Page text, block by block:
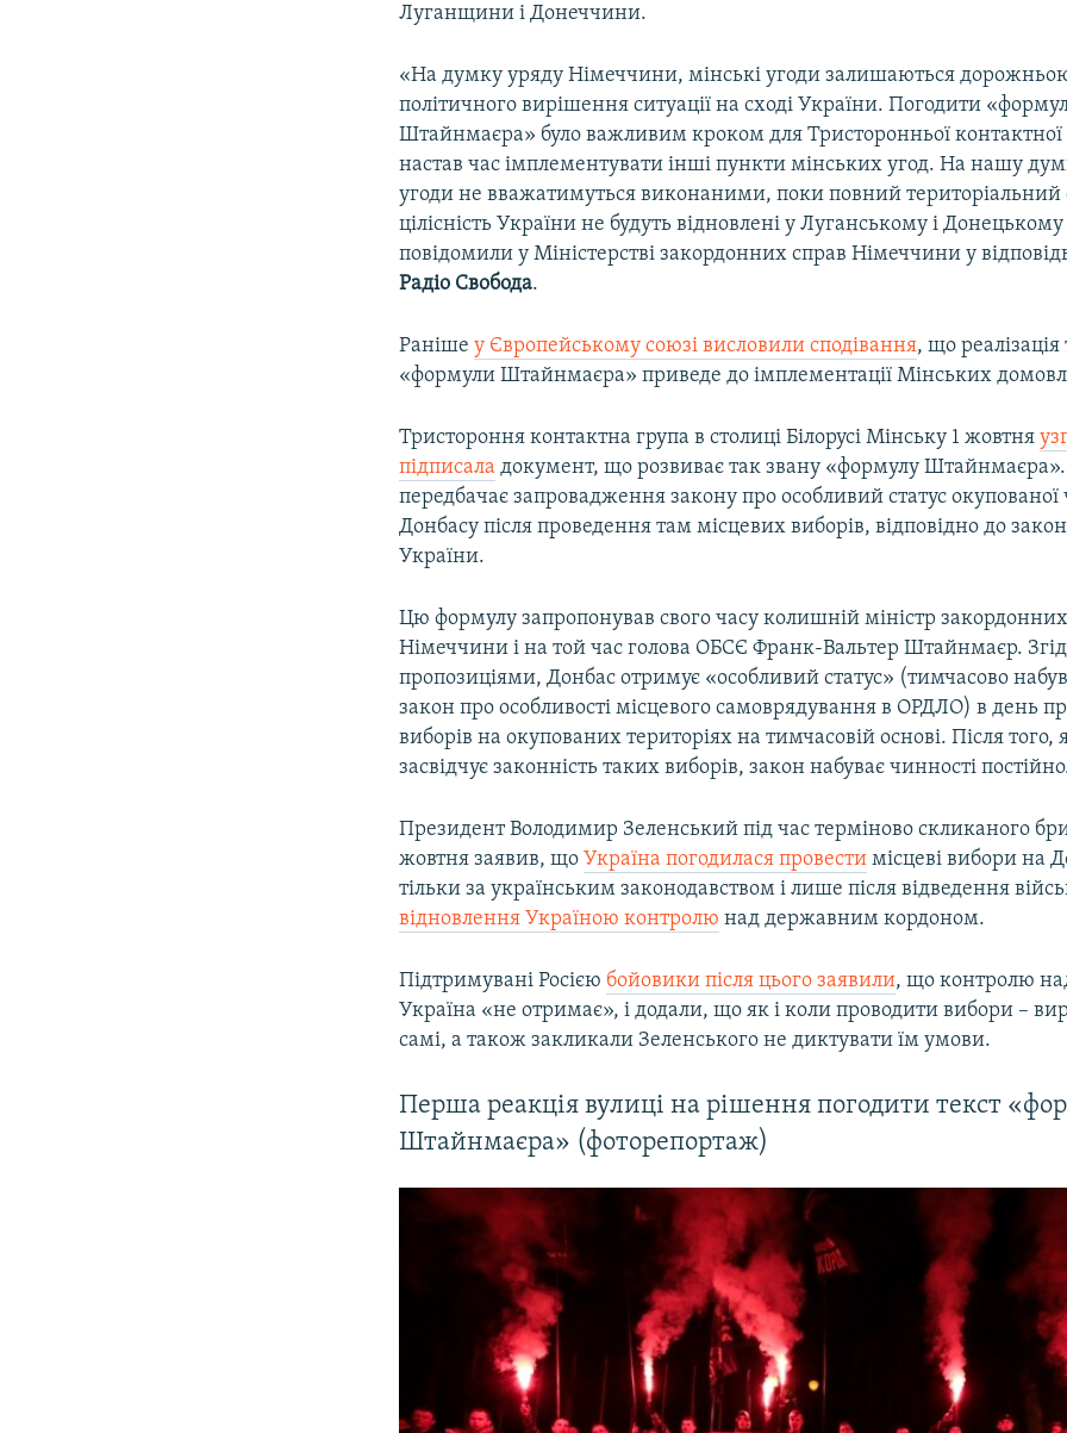
Луганщини і Донеччини.
«На думку уряду Німеччини, мінські угоди залишаються
політичного вирішення ситуації на сході України. Погодити
Штайнмаєра» було важливим кроком для Тристоронньої контактної
настав час імплементувати інші пункти мінських угод. На нашу
угоди не вважатимуться виконаними, поки повний територіальний
цілісність України не будуть відновлені у Луганському і
повідомили у Міністерстві закордонних справ Німеччини у
Радіо Свобода.
Ранішеу Європейському союзі висловили сподівання, що реалізація
«формули Штайнмаєра» приведе до імплементації Мінських
Тристороння контактна група в столиці Білорусі Мінську 1 жовтня
підписала документ, що розвиває так звану «формулу
передбачає запровадження закону про особливий статус окупованої
Донбасу після проведення там місцевих виборів, відповідно до
України.
Цю формулу запропонував свого часу колишній міністр
Німеччини і на той час голова ОБСЄ Франк-Вальтер Штайнмаєр.
пропозиціями, Донбас отримує «особливий статус» (тимчасово
закон про особливості місцевого самоврядування в ОРДЛО) в день
виборів на окупованих територіях на тимчасовій основі. Після того,
засвідчує законність таких виборів, закон набуває чинності
Президент Володимир Зеленський під час терміново скликаного
жовтня заявив, щоУкраїна погодилася провести місцеві вибори на
тільки за українським законодавством і лише після відведення
відновлення Україною контролю над державним кордоном.
Підтримувані Росією бойовики після цього заявили, що контролю
Україна «не отримає», і додали, що як і коли проводити вибори –
самі, а також закликали Зеленського не диктувати їм умови.
Перша реакція вулиці на рішення погодити текст
Штайнмаєра» (фоторепортаж)